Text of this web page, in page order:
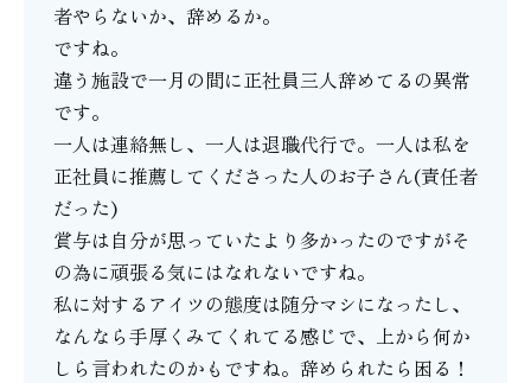
者やらないか、辞めるか。
ですね。
違う施設で一月の間に正社員三人辞めてるの異常
です。
一人は連絡無し、一人は退職代行で。一人は私を
正社員に推薦してくださった人のお子さん(責任者
だった)
賞与は自分が思っていたより多かったのですがそ
の為に頑張る気にはなれないですね。
私に対するアイツの態度は随分マシになったし、
なんなら手厚くみてくれてる感じで、上から何か
しら言われたのかもですね。辞められたら困る！